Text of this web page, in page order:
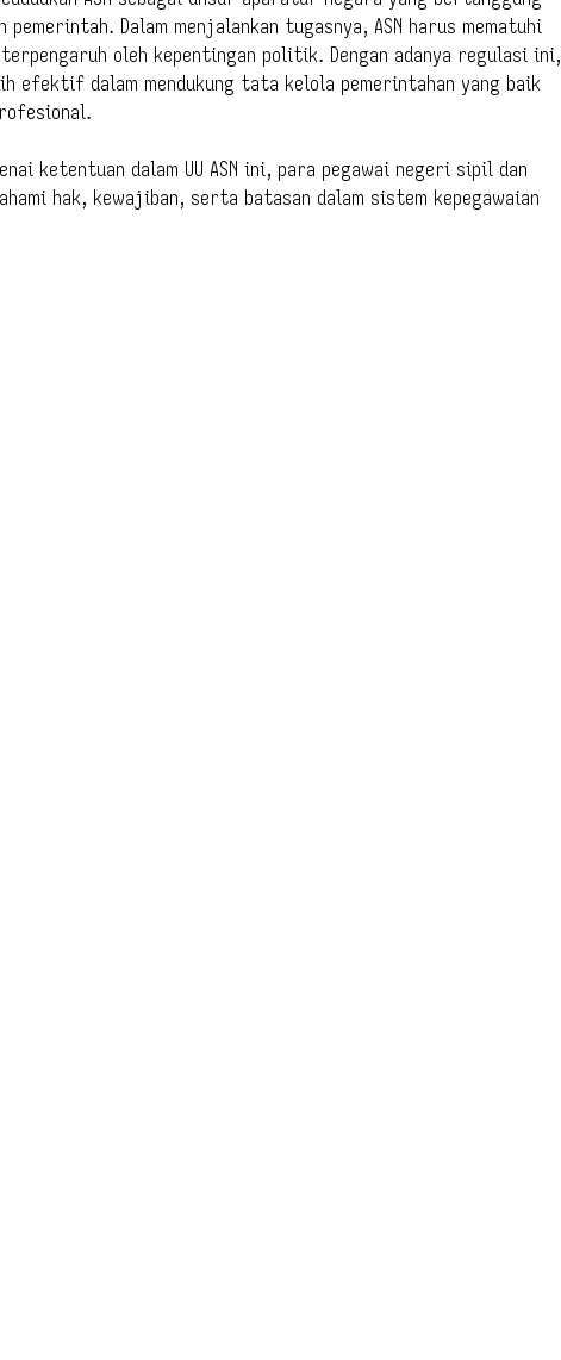
Dalam menjalankan tugasnya, ASN harus mematuhi
oleh kepentingan politik. Dengan adanya regulasi ini,
efektif dalam mendukung tata kelola pemerintahan yang baik
ketentuan dalam UU ASN ini, para pegawai negeri sipil dan
hak, kewajiban, serta batasan dalam sistem kepegawaian